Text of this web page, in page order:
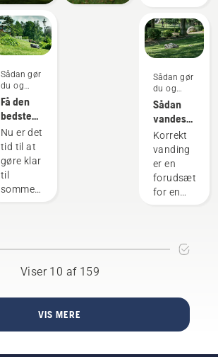
Sådan gør
du og
vejledninger
Få den
bedste
græsplæne
- her er
de
bedste
tricks
Nu er det
tid til at
gøre klar
til
sommerplænen.
langt –
Sparer
os
penge
og tid
og
hjælper
os
samtidig
med at
reducere
Sådan gør
du og
vejledninger
Sådan
vandes
græsplænen
Korrekt
vanding
er en
forudsætning
for en
Her
hvordan
holder
Viser 10 af 159
VIS MERE